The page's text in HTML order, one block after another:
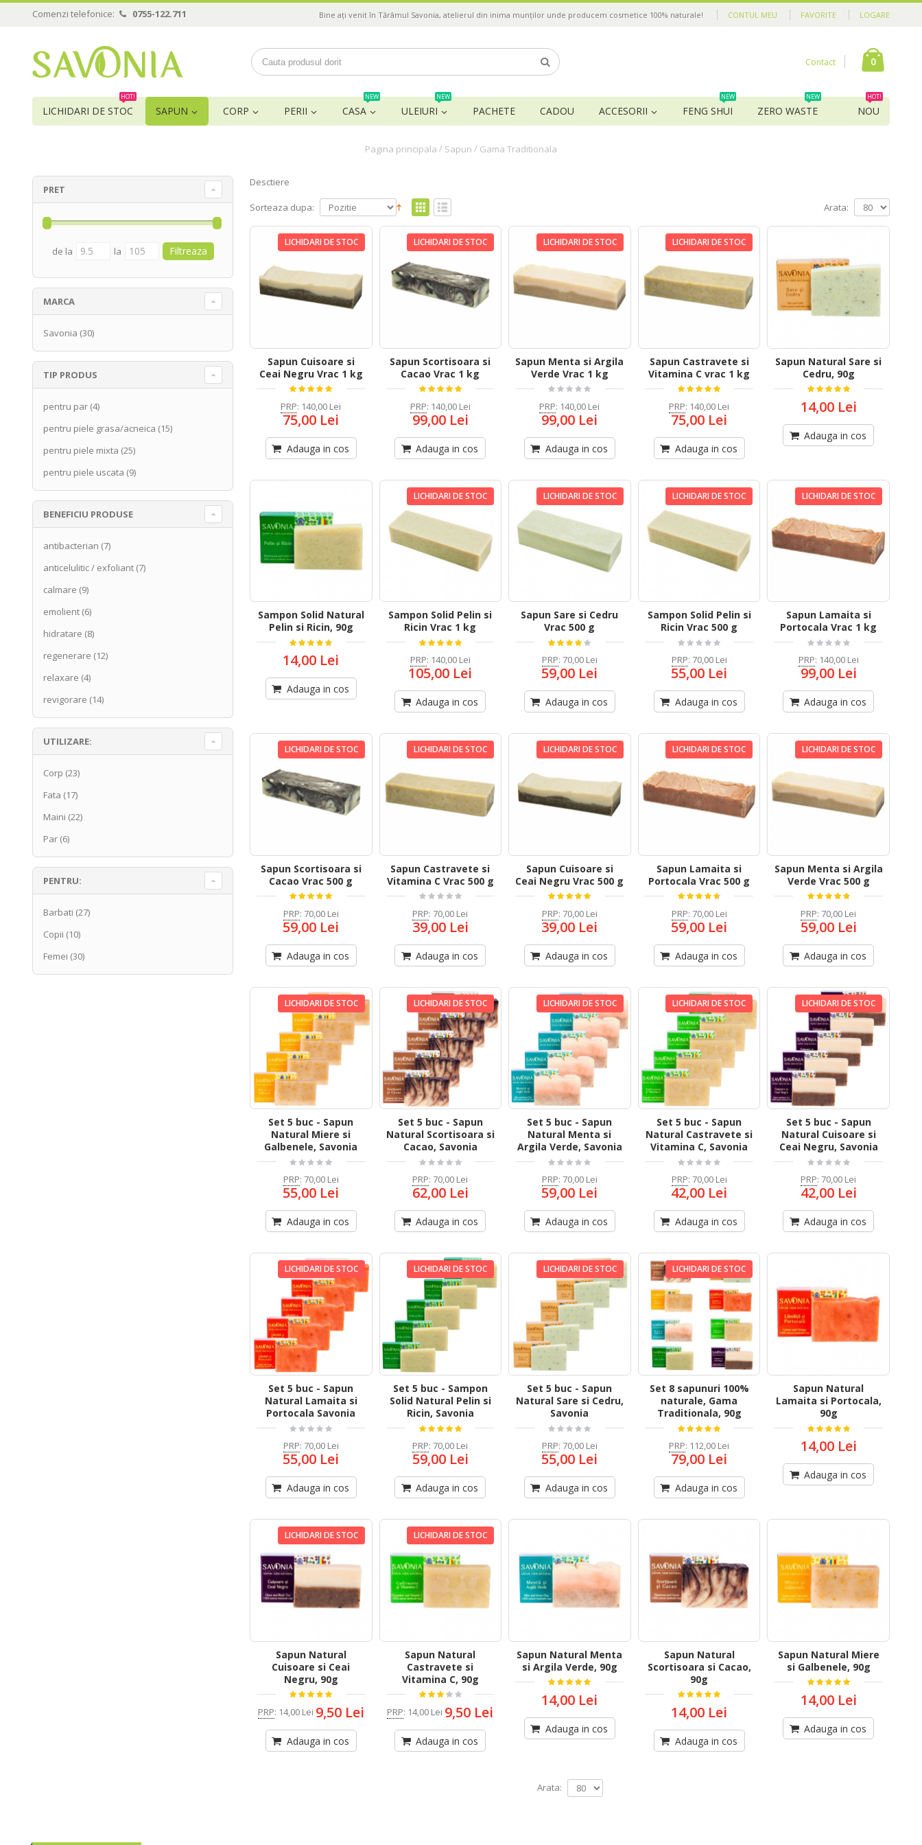
Comenzi telefonice: 0755-122.711 CONTUL MEU FAVORITE LOGARE
Bine ați venit în Tărâmul Savonia, atelierul din inima munților unde producem cosmetice 100% naturale!
Contact 0
LICHIDARI DE STOC
HOT!
SAPUN CORP PERII CASA
NEW
ULEIURI
NEW
PACHETE CADOU ACCESORII FENG SHUI
NEW
ZERO WASTE
NEW
NOU
HOT!
Pagina principala / Sapun / Gama Traditionala
Desctiere
Sorteaza dupa: Arata:
LICHIDARI DE STOC
Sapun Cuisoare si
Ceai Negru Vrac 1 kg
PRP: 140,00 Lei
75,00 Lei
Adauga in cos
LICHIDARI DE STOC
Sapun Scortisoara si
Cacao Vrac 1 kg
PRP: 140,00 Lei
99,00 Lei
Adauga in cos
LICHIDARI DE STOC
Sapun Menta si Argila
Verde Vrac 1 kg
PRP: 140,00 Lei
99,00 Lei
Adauga in cos
LICHIDARI DE STOC
Sapun Castravete si
Vitamina C vrac 1 kg
PRP: 140,00 Lei
75,00 Lei
Adauga in cos
Sapun Natural Sare si
Cedru, 90g
14,00 Lei
Adauga in cos
Sampon Solid Natural
Pelin si Ricin, 90g
14,00 Lei
Adauga in cos
LICHIDARI DE STOC
Sampon Solid Pelin si
Ricin Vrac 1 kg
PRP: 140,00 Lei
105,00 Lei
Adauga in cos
LICHIDARI DE STOC
Sapun Sare si Cedru
Vrac 500 g
PRP: 70,00 Lei
59,00 Lei
Adauga in cos
LICHIDARI DE STOC
Sampon Solid Pelin si
Ricin Vrac 500 g
PRP: 70,00 Lei
55,00 Lei
Adauga in cos
LICHIDARI DE STOC
Sapun Lamaita si
Portocala Vrac 1 kg
PRP: 140,00 Lei
99,00 Lei
Adauga in cos
LICHIDARI DE STOC
Sapun Scortisoara si
Cacao Vrac 500 g
PRP: 70,00 Lei
59,00 Lei
Adauga in cos
LICHIDARI DE STOC
Sapun Castravete si
Vitamina C Vrac 500 g
PRP: 70,00 Lei
39,00 Lei
Adauga in cos
LICHIDARI DE STOC
Sapun Cuisoare si
Ceai Negru Vrac 500 g
PRP: 70,00 Lei
39,00 Lei
Adauga in cos
LICHIDARI DE STOC
Sapun Lamaita si
Portocala Vrac 500 g
PRP: 70,00 Lei
59,00 Lei
Adauga in cos
LICHIDARI DE STOC
Sapun Menta si Argila
Verde Vrac 500 g
PRP: 70,00 Lei
59,00 Lei
Adauga in cos
LICHIDARI DE STOC
Set 5 buc - Sapun
Natural Miere si
Galbenele, Savonia
PRP: 70,00 Lei
55,00 Lei
Adauga in cos
LICHIDARI DE STOC
Set 5 buc - Sapun
Natural Scortisoara si
Cacao, Savonia
PRP: 70,00 Lei
62,00 Lei
Adauga in cos
LICHIDARI DE STOC
Set 5 buc - Sapun
Natural Menta si
Argila Verde, Savonia
PRP: 70,00 Lei
59,00 Lei
Adauga in cos
LICHIDARI DE STOC
Set 5 buc - Sapun
Natural Castravete si
Vitamina C, Savonia
PRP: 70,00 Lei
42,00 Lei
Adauga in cos
LICHIDARI DE STOC
Set 5 buc - Sapun
Natural Cuisoare si
Ceai Negru, Savonia
PRP: 70,00 Lei
42,00 Lei
Adauga in cos
LICHIDARI DE STOC
Set 5 buc - Sapun
Natural Lamaita si
Portocala Savonia
PRP: 70,00 Lei
55,00 Lei
Adauga in cos
LICHIDARI DE STOC
Set 5 buc - Sampon
Solid Natural Pelin si
Ricin, Savonia
PRP: 70,00 Lei
59,00 Lei
Adauga in cos
LICHIDARI DE STOC
Set 5 buc - Sapun
Natural Sare si Cedru,
Savonia
PRP: 70,00 Lei
55,00 Lei
Adauga in cos
LICHIDARI DE STOC
Set 8 sapunuri 100%
naturale, Gama
Traditionala, 90g
PRP: 112,00 Lei
79,00 Lei
Adauga in cos
Sapun Natural
Lamaita si Portocala,
90g
14,00 Lei
Adauga in cos
LICHIDARI DE STOC
Sapun Natural
Cuisoare si Ceai
Negru, 90g
PRP: 14,00 Lei 9,50 Lei
Adauga in cos
LICHIDARI DE STOC
Sapun Natural
Castravete si
Vitamina C, 90g
PRP: 14,00 Lei 9,50 Lei
Adauga in cos
Sapun Natural Menta
si Argila Verde, 90g
14,00 Lei
Adauga in cos
Sapun Natural
Scortisoara si Cacao,
90g
14,00 Lei
Adauga in cos
Sapun Natural Miere
si Galbenele, 90g
14,00 Lei
Adauga in cos
Arata:
PRET
de la la
MARCA
Savonia (30)
TIP PRODUS
pentru par (4)
pentru piele grasa/acneica (15)
pentru piele mixta (25)
pentru piele uscata (9)
BENEFICIU PRODUSE
antibacterian (7)
anticelulitic / exfoliant (7)
calmare (9)
emolient (6)
hidratare (8)
regenerare (12)
relaxare (4)
revigorare (14)
UTILIZARE:
Corp (23)
Fata (17)
Maini (22)
Par (6)
PENTRU:
Barbati (27)
Copii (10)
Femei (30)